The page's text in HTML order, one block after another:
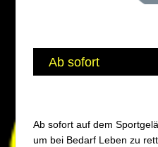
Ab sofort
Ab sofort auf dem
um bei Bedarf Leben zu